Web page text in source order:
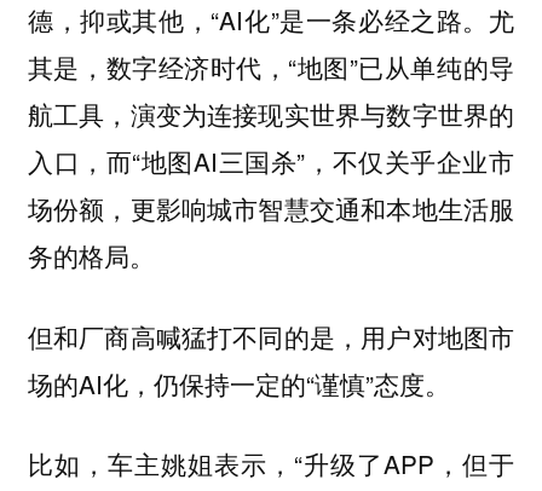
德，抑或其他，“AI化”是一条必经之路。尤
其是，数字经济时代，“地图”已从单纯的导
航工具，演变为连接现实世界与数字世界的
入口，而“地图AI三国杀”，不仅关乎企业市
场份额，更影响城市智慧交通和本地生活服
务的格局。
但和厂商高喊猛打不同的是，用户对地图市
场的AI化，仍保持一定的“谨慎”态度。
比如，车主姚姐表示，“升级了APP，但于